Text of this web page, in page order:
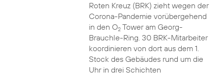
Roten Kreuz (BRK) zieht wegen der
Corona-Pandemie vorübergehend
in den O2Tower am Georg-
Brauchle-Ring. 30 BRK-Mitarbeiter
koordinieren von dort aus dem 1.
Stock des Gebäudes rund um die
Uhr in drei Schichten